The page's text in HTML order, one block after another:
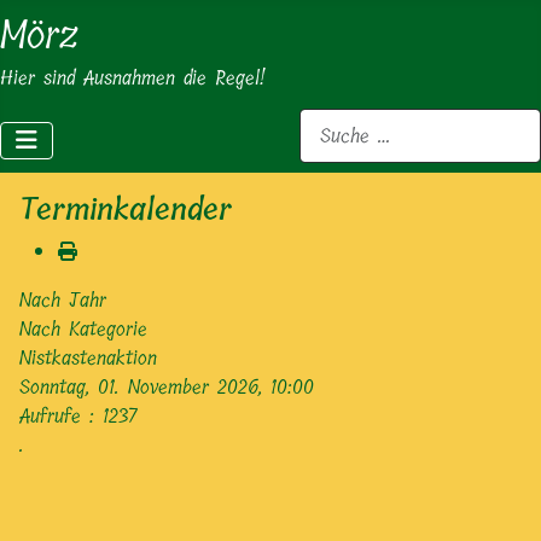
Mörz
Hier sind Ausnahmen die Regel!
Suchen
Terminkalender
Nach Jahr
Nach Kategorie
Nistkastenaktion
Sonntag, 01. November 2026, 10:00
Aufrufe : 1237
.